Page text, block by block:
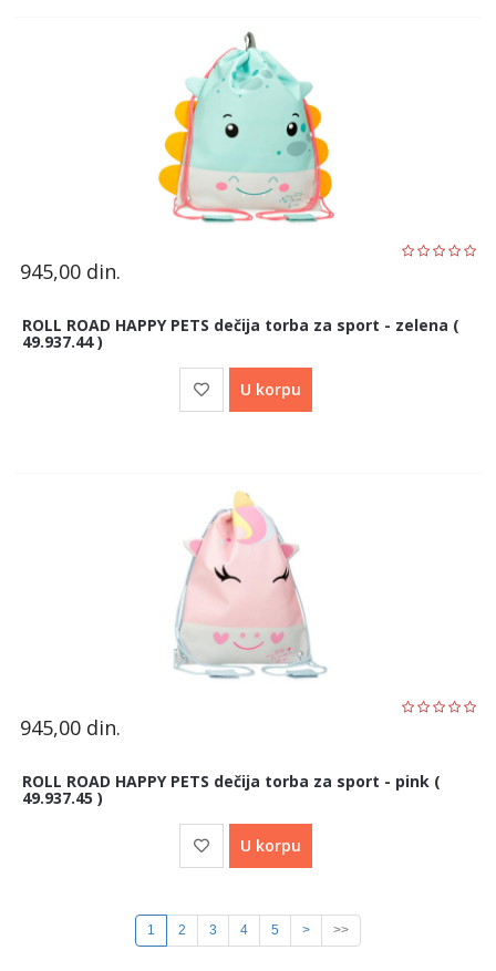
945,00 din.
ROLL ROAD HAPPY PETS dečija torba za sport - zelena (
49.937.44 )
U korpu
945,00 din.
ROLL ROAD HAPPY PETS dečija torba za sport - pink (
49.937.45 )
U korpu
1 2 3 4 5 > >>